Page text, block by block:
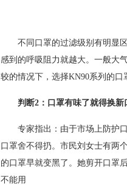
不同口罩的过滤级别有明显区
感到的呼吸阻力就越大。一般大
较的情况下，选择KN90系列的口
判断2：口罩有味了就得换新
专家指出：由于市场上防护口
口罩舍不得扔。市民刘女士有两
的口罩早就变黑了。她剪开口罩
不能用